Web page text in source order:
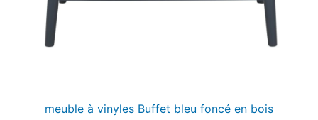
meuble à vinyles Buffet bleu foncé en bois